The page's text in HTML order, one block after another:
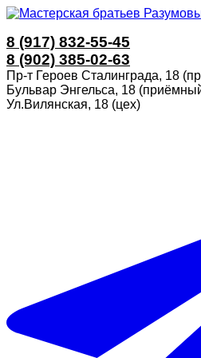
8 (917) 832-55-45
8 (902) 385-02-63
Пр-т Героев Сталинграда, 18
Бульвар Энгельса, 18
Ул.Вилянская, 18 (цех)